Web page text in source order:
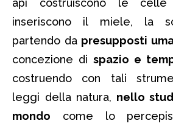
api costruiscono le
inseriscono il miele, la
partendo da presupposti
concezione di spazio e
costruendo con tali
leggi della natura, nello
mondo come lo